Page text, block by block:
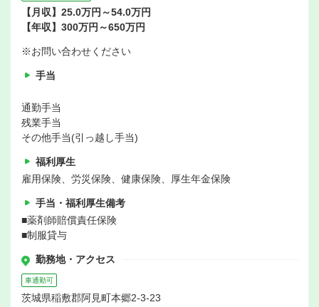
【月収】25.0万円～54.0万円
【年収】300万円～650万円
※お問い合わせください
手当
通勤手当
残業手当
その他手当(引っ越し手当)
福利厚生
雇用保険、労災保険、健康保険、厚生年金保険
手当・福利厚生備考
■薬剤師賠償責任保険
■制服貸与
勤務地・アクセス
車通勤可
茨城県稲敷郡阿見町本郷2‐3-23